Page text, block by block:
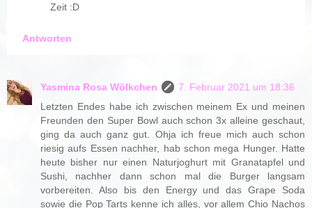
Zeit :D
Antworten
Yasmina Rosa Wölkchen
7. Februar 2021 um 18:36
Letzten Endes habe ich zwischen meinem Ex und meinen
Freunden den Super Bowl auch schon 3x alleine geschaut,
ging da auch ganz gut. Ohja ich freue mich auch schon
riesig aufs Essen nachher, hab schon mega Hunger. Hatte
heute bisher nur einen Naturjoghurt mit Granatapfel und
Sushi, nachher dann schon mal die Burger langsam
vorbereiten. Also bis den Energy und das Grape Soda
sowie die Pop Tarts kenne ich alles, vor allem Chio Nachos